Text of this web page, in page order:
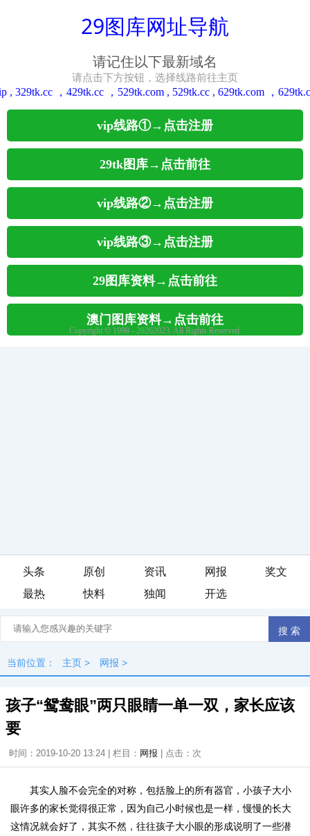
头条 原创 资讯 网报
奖文
最热
快料 独闻 开选
当前位置： 主页 > 网报 >
孩子“鸳鸯眼”两只眼睛一单一双，家长应该
要
时间：2019-10-20 13:24 | 栏目： 网报 | 点击： 次
其实人脸不会完全的对称，包括脸上的所有器官，小孩子大小
眼许多的家长觉得很正常，因为自己小时候也是一样，慢慢的长大
这情况就会好了，其实不然，往往孩子大小眼的形成说明了一些潜